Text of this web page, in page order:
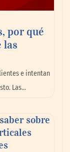
de
por qué
las
e intentan
Las…
sobre